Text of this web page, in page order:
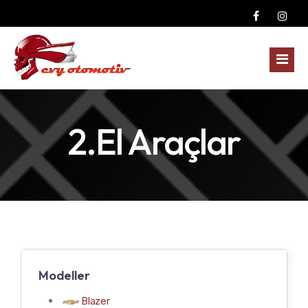
Anasayfa
Kurumsal
Yedek Parçalar
Ford Yedek Parça
Blog
2.El Araçlar
Modeller
Blazer